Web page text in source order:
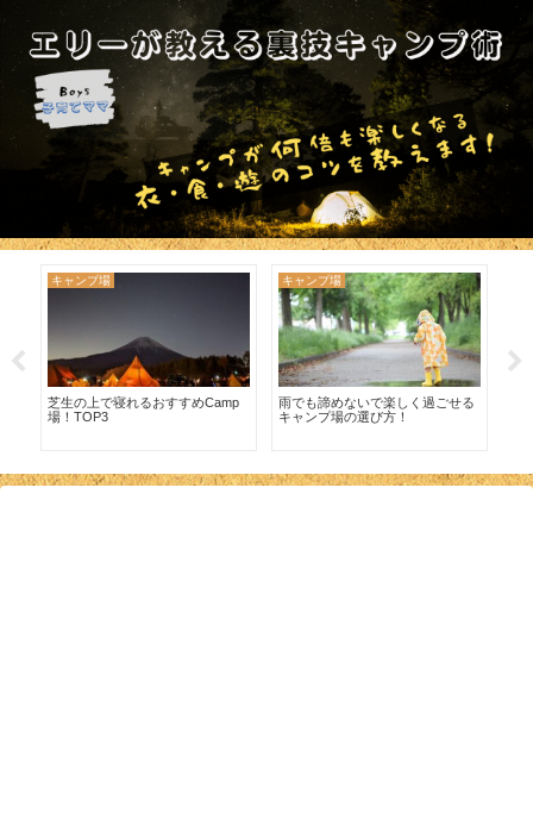
キャンプ場
芝生の上で寝れるおすすめCamp
場！TOP3
キャンプ場
雨でも諦めないで楽しく過ごせる
キャンプ場の選び方！